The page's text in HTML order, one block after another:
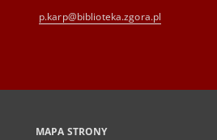
p.karp@biblioteka.zgora.pl
MAPA STRONY